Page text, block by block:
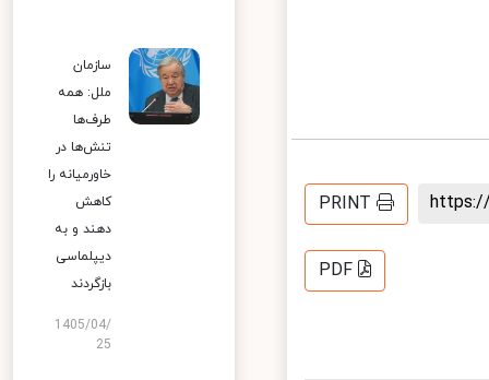
PRINT
PDF
سازمان
ملل: همه
طرف‌ها
تنش‌ها در
خاورمیانه را
کاهش
دهند و به
دیپلماسی
بازگردند
1405/04/
25